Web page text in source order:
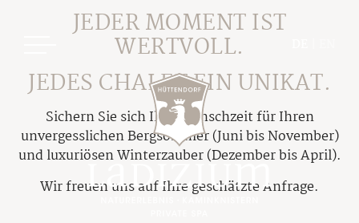
Ladizium
JEDER MOMENT IST
WERTVOLL.
JEDES CHALET EIN UNIKAT.
Sichern Sie sich Ihre Wunschzeit für Ihren
unvergesslichen Bergsommer (Juni bis November)
und luxuriösen Winterzauber (Dezember bis April).
Wir freuen uns auf Ihre geschätzte Anfrage.